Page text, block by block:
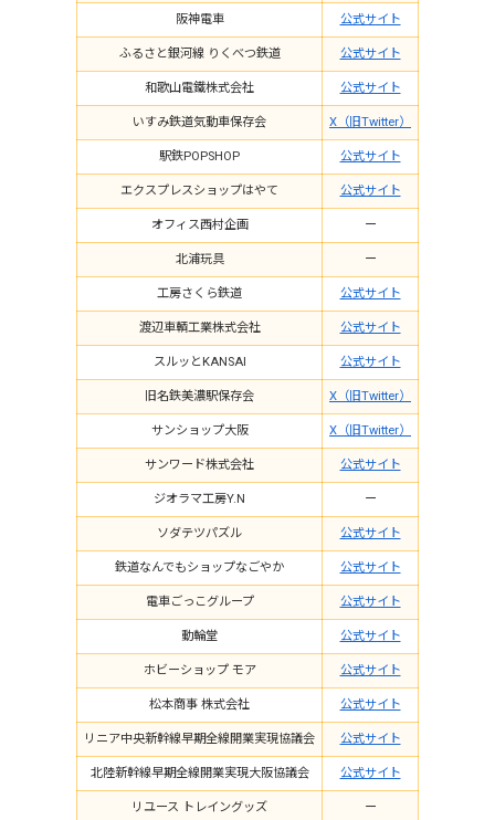
阪神電車 公式サイト
ふるさと銀河線 りくべつ鉄道 公式サイト
和歌山電鐵株式会社 公式サイト
いすみ鉄道気動車保存会 X（旧Twitter）
駅鉄POPSHOP 公式サイト
エクスプレスショップはやて 公式サイト
オフィス西村企画 ー
北浦玩具 ー
工房さくら鉄道 公式サイト
渡辺車輌工業株式会社 公式サイト
スルッとKANSAI 公式サイト
旧名鉄美濃駅保存会 X（旧Twitter）
サンショップ大阪 X（旧Twitter）
サンワード株式会社 公式サイト
ジオラマ工房Y.N ー
ソダテツパズル 公式サイト
鉄道なんでもショップなごやか 公式サイト
電車ごっこグループ 公式サイト
動輪堂 公式サイト
ホビーショップ モア 公式サイト
松本商事 株式会社 公式サイト
リニア中央新幹線早期全線開業実現協議会 公式サイト
北陸新幹線早期全線開業実現大阪協議会 公式サイト
リユース トレイングッズ ー